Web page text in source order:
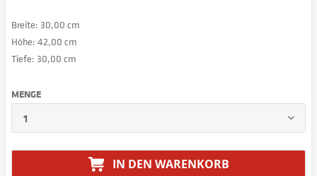
Breite: 30,00 cm
Höhe: 42,00 cm
Tiefe: 30,00 cm
MENGE
IN DEN WARENKORB